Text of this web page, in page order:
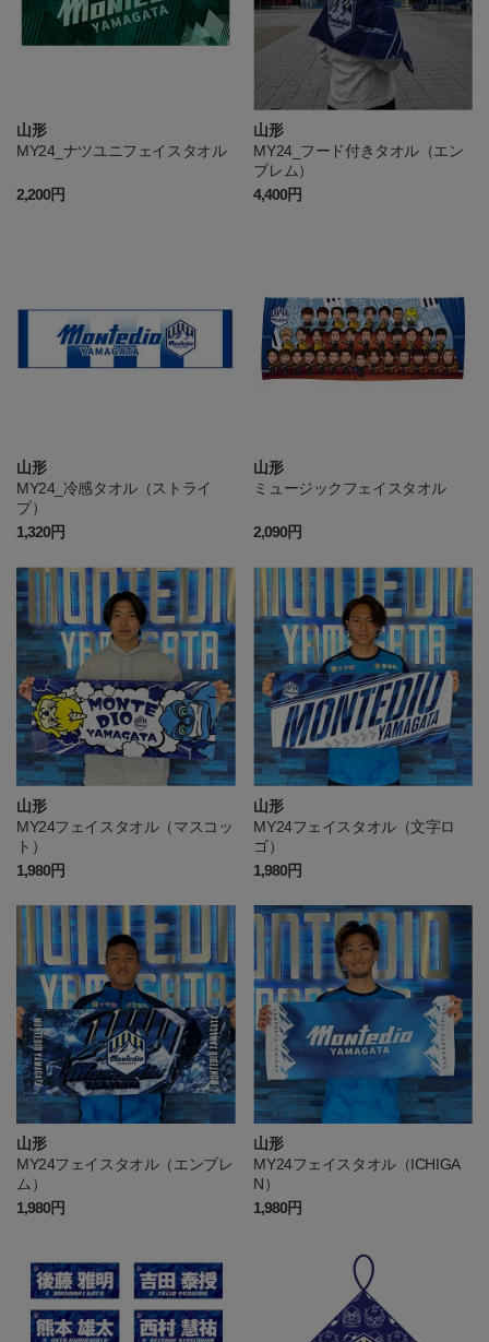
山形
MY24_ナツユニフェイスタオル
2,200円
山形
MY24_フード付きタオル（エン
ブレム）
4,400円
山形
MY24_冷感タオル（ストライ
プ）
1,320円
山形
ミュージックフェイスタオル
2,090円
山形
MY24フェイスタオル（マスコッ
ト）
1,980円
山形
MY24フェイスタオル（文字ロ
ゴ）
1,980円
山形
MY24フェイスタオル（エンブレ
ム）
1,980円
山形
MY24フェイスタオル（ICHIGA
N）
1,980円